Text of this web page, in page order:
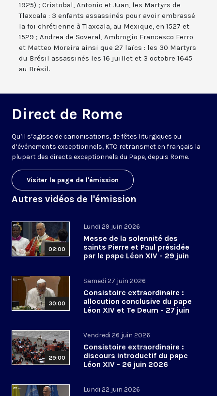
1925) ; Cristobal, Antonio et Juan, les Martyrs de
Tlaxcala : 3 enfants assassinés pour avoir embrassé
la foi chrétienne à Tlaxcala, au Mexique, en 1527 et
1529 ; Andrea de Soveral, Ambrogio Francesco Ferro
et Matteo Moreira ainsi que 27 laïcs : les 30 Martyrs
du Brésil assassinés les 16 juillet et 3 octobre 1645
au Brésil.
Direct de Rome
Qu’il s’agisse de canonisations, de fêtes liturgiques ou
d’événements exceptionnels, KTO retransmet en français la
plupart des directs exceptionnels du Pape, depuis Rome.
Visiter la page de l'émission
Autres vidéos de l'émission
02:00
Lundi 29 juin 2026
Messe de la solennité des
saints Pierre et Paul présidée
par le pape Léon XIV - 29 juin
30:00
Samedi 27 juin 2026
Consistoire extraordinaire :
allocution conclusive du pape
Léon XIV et Te Deum - 27 juin
29:00
Vendredi 26 juin 2026
Consistoire extraordinaire :
discours introductif du pape
Léon XIV - 26 juin 2026
Lundi 22 juin 2026